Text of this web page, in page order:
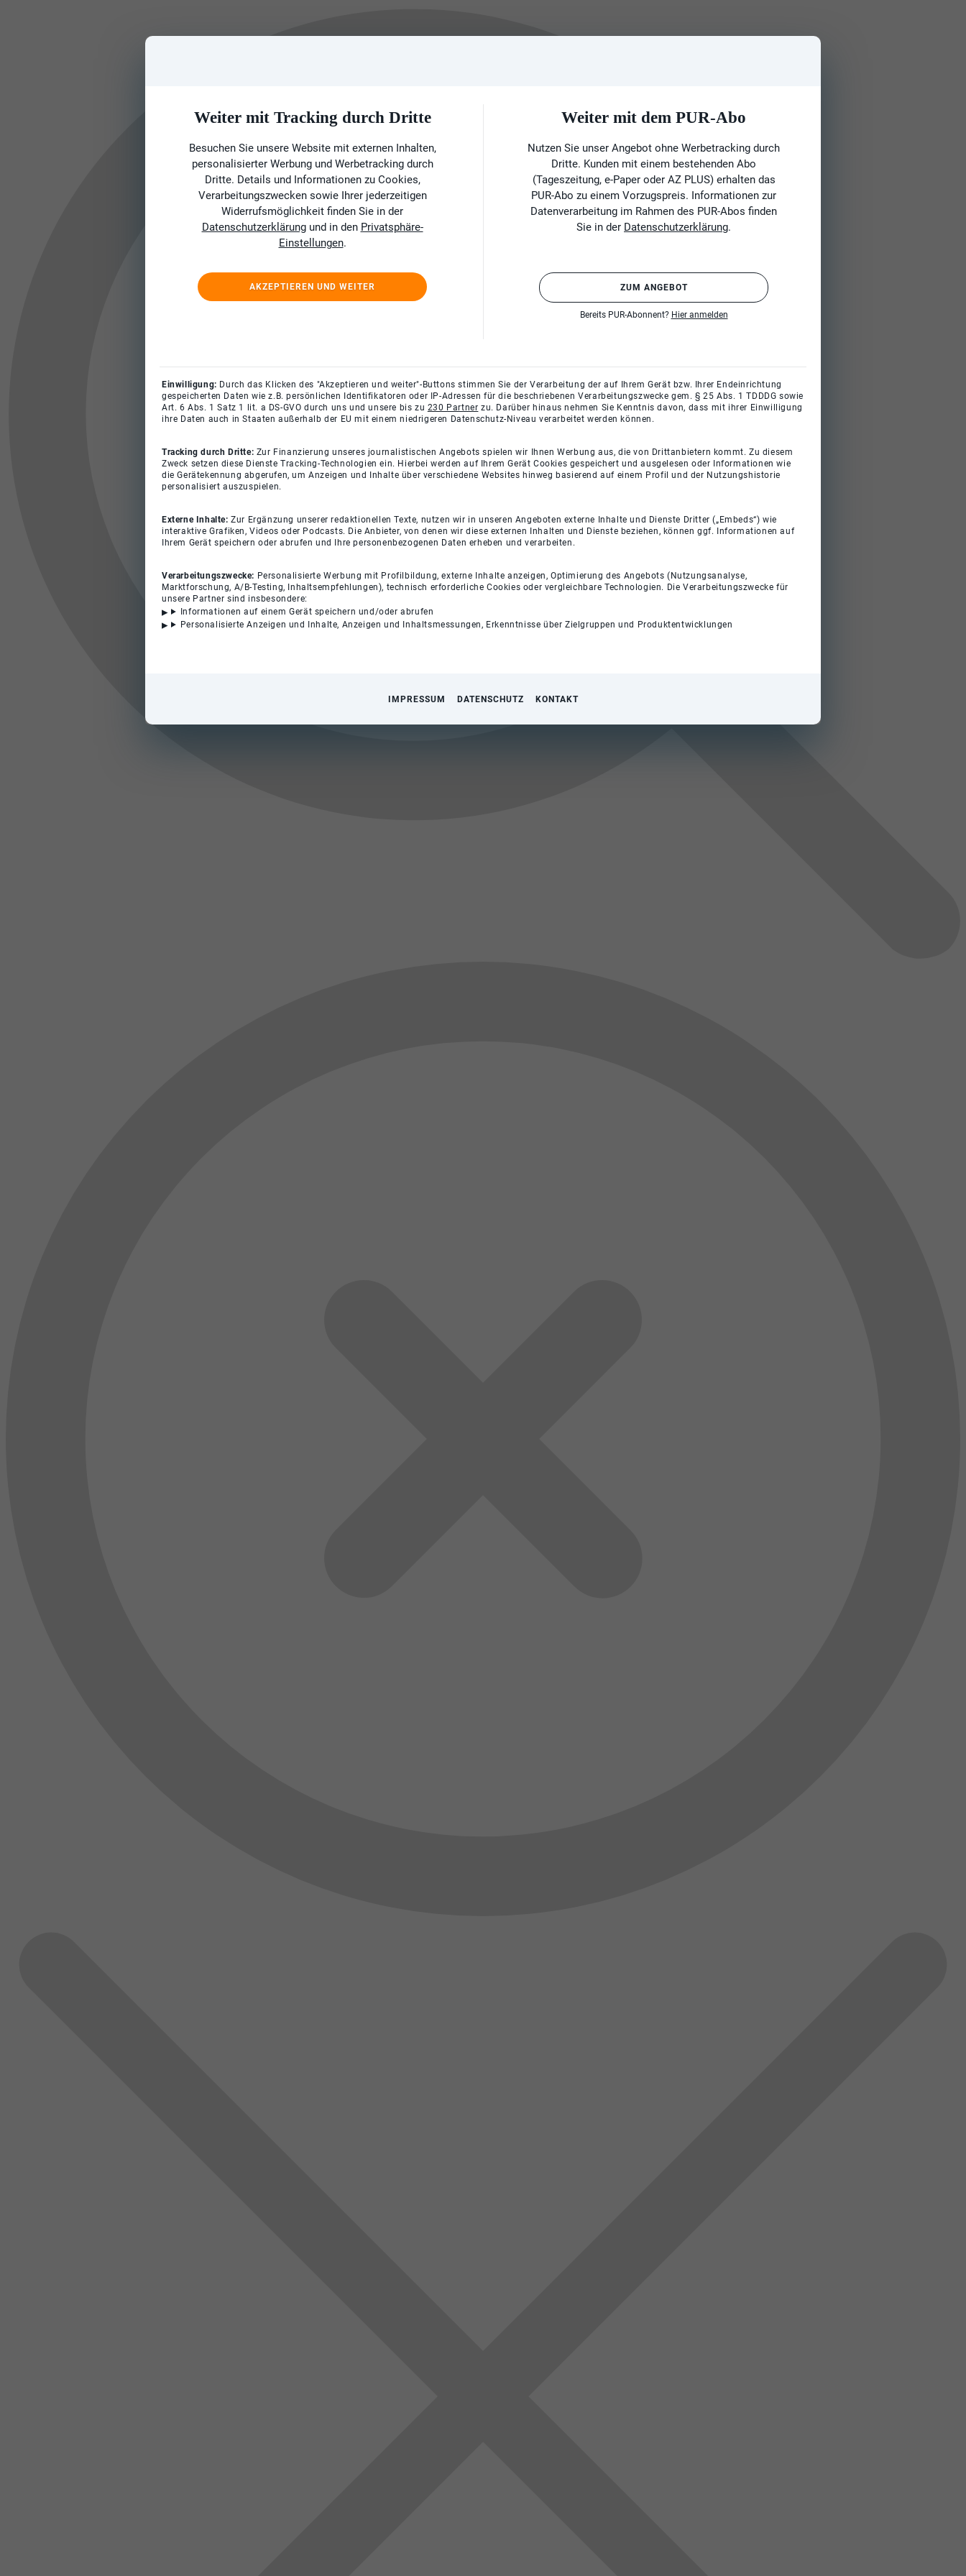
Weiter mit Tracking durch Dritte
Besuchen Sie unsere Website mit externen Inhalten,
personalisierter Werbung und Werbetracking durch
Dritte. Details und Informationen zu Cookies,
Verarbeitungszwecken sowie Ihrer jederzeitigen
Widerrufsmöglichkeit finden Sie in der
Datenschutzerklärungund in den Privatsphäre-
Einstellungen.
AKZEPTIEREN UND WEITER
Weiter mit dem PUR-Abo
Nutzen Sie unser Angebot ohne Werbetracking durch
Dritte. Kunden mit einem bestehenden Abo
(Tageszeitung, e-Paper oder AZ PLUS) erhalten das
PUR-Abo zu einem Vorzugspreis. Informationen zur
Datenverarbeitung im Rahmen des PUR-Abos finden
Sie in der Datenschutzerklärung.
ZUM ANGEBOT
Bereits PUR-Abonnent? Hier anmelden
Einwilligung: Durch das Klicken des "Akzeptieren und weiter"-Buttons stimmen Sie der Verarbeitung der auf Ihrem Gerät bzw. Ihrer Endeinrichtung
gespeicherten Daten wie z.B. persönlichen Identifikatoren oder IP-Adressen für die beschriebenen Verarbeitungszwecke gem. § 25 Abs. 1 TDDDG sowie
Art. 6 Abs. 1 Satz 1 lit. a DS-GVO durch uns und unsere bis zu 230 Partner zu. Darüber hinaus nehmen Sie Kenntnis davon, dass mit ihrer Einwilligung
ihre Daten auch in Staaten außerhalb der EU mit einem niedrigeren Datenschutz-Niveau verarbeitet werden können.
Tracking durch Dritte: Zur Finanzierung unseres journalistischen Angebots spielen wir Ihnen Werbung aus, die von Drittanbietern kommt. Zu diesem
Zweck setzen diese Dienste Tracking-Technologien ein. Hierbei werden auf Ihrem Gerät Cookies gespeichert und ausgelesen oder Informationen wie
die Gerätekennung abgerufen, um Anzeigen und Inhalte über verschiedene Websites hinweg basierend auf einem Profil und der Nutzungshistorie
personalisiert auszuspielen.
Externe Inhalte:Zur Ergänzung unserer redaktionellen Texte, nutzen wir in unseren Angeboten externe Inhalte und Dienste Dritter („Embeds“) wie
interaktive Grafiken, Videos oder Podcasts. Die Anbieter, von denen wir diese externen Inhalten und Dienste beziehen, können ggf. Informationen auf
Ihrem Gerät speichern oder abrufen und Ihre personenbezogenen Daten erheben und verarbeiten.
Verarbeitungszwecke: Personalisierte Werbung mit Profilbildung, externe Inhalte anzeigen, Optimierung des Angebots (Nutzungsanalyse,
Marktforschung, A/B-Testing, Inhaltsempfehlungen), technisch erforderliche Cookies oder vergleichbare Technologien. Die Verarbeitungszwecke für
unsere Partner sind insbesondere:
Informationen auf einem Gerät speichern und/oder abrufen
Personalisierte Anzeigen und Inhalte, Anzeigen und Inhaltsmessungen, Erkenntnisse über Zielgruppen und Produktentwicklungen
IMPRESSUM DATENSCHUTZ KONTAKT